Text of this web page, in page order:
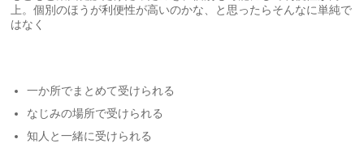
上。個別のほうが利便性が高いのかな、と思ったらそんなに単純で
はなく
一か所でまとめて受けられる
なじみの場所で受けられる
知人と一緒に受けられる